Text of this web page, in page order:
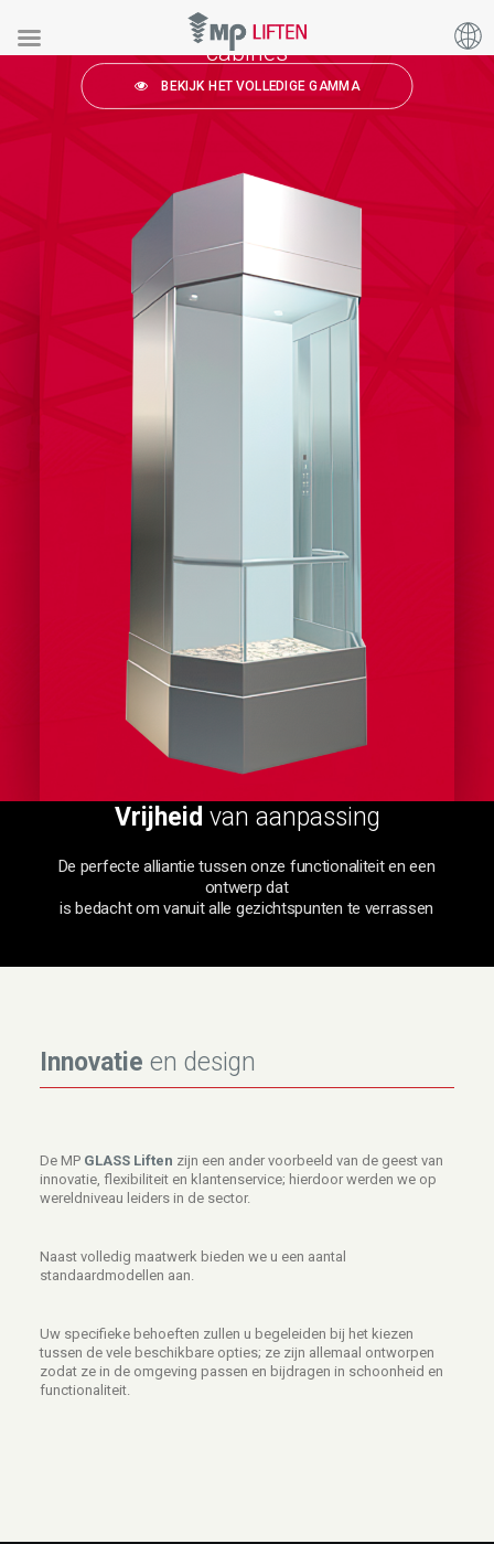
cabines
BEKIJK HET VOLLEDIGE GAMMA
Vrijheid van aanpassing
De perfecte alliantie tussen onze functionaliteit en een
ontwerp dat
is bedacht om vanuit alle gezichtspunten te verrassen
Innovatie en design
De MP GLASS Liften zijn een ander voorbeeld van de geest van
innovatie, flexibiliteit en klantenservice; hierdoor werden we op
wereldniveau leiders in de sector.
Naast volledig maatwerk bieden we u een aantal
standaardmodellen aan.
Uw specifieke behoeften zullen u begeleiden bij het kiezen
tussen de vele beschikbare opties; ze zijn allemaal ontworpen
zodat ze in de omgeving passen en bijdragen in schoonheid en
functionaliteit.